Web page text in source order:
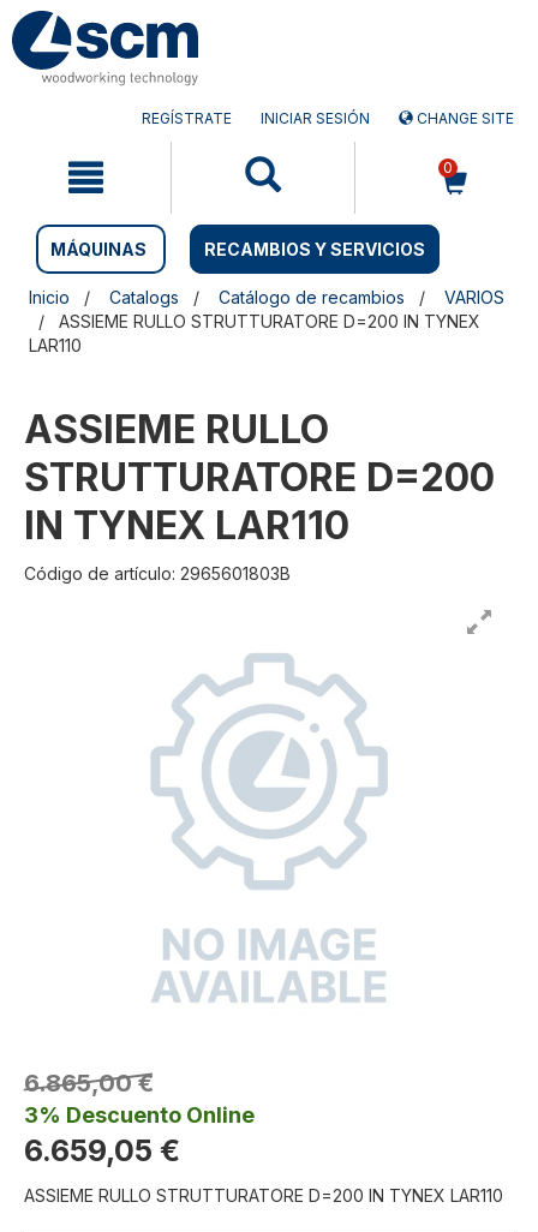
Saltar
contenido
Saltar
menú
REGÍSTRATE INICIAR SESIÓN CHANGE SITE
0
MÁQUINAS RECAMBIOS Y SERVICIOS
Inicio Catalogs Catálogo de recambios
VARIOS
ASSIEME RULLO STRUTTURATORE D=200 IN TYNEX
LAR110
ASSIEME RULLO
STRUTTURATORE D=200
IN TYNEX LAR110
Código de artículo: 2965601803B
6.865,00 €
3% Descuento Online
6.659,05 €
ASSIEME RULLO STRUTTURATORE D=200 IN TYNEX LAR110